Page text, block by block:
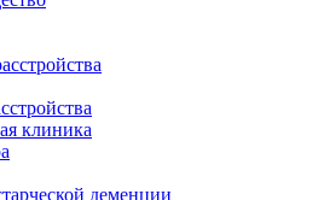
клиника
деменции